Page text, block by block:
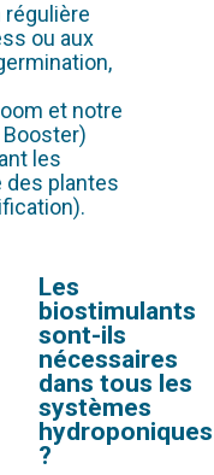
régulière
ou aux
et notre
les
des plantes
Les
biostimulants
sont-ils
nécessaires
dans tous les
systèmes
hydroponiques
?